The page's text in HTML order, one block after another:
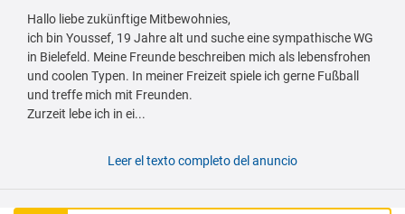
Hallo liebe zukünftige Mitbewohnies,
ich bin Youssef, 19 Jahre alt und suche eine sympathische WG
in Bielefeld. Meine Freunde beschreiben mich als lebensfrohen
und coolen Typen. In meiner Freizeit spiele ich gerne Fußball
und treffe mich mit Freunden.
Zurzeit lebe ich in ei...
Leer el texto completo del anuncio